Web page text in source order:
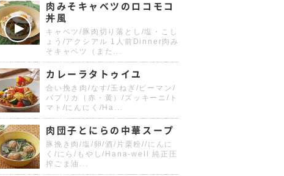
肉みそキャベツのロコモコ
丼風
キャベツ/豚肉切り落とし/塩・こし
ょう/アクシアル 1人前Dinner肉み
そキャベツ（また...
カレーラタトゥイユ
合い挽き肉/なす/玉ねぎ/ピーマン/
パプリカ（赤・黄）/ズッキーニ/ト
マト/にんにく/Ha...
肉団子とにらの中華スープ
豚挽き肉/塩/卵/酒/片栗粉//にんに
く/にら/もやし/Hana-well 純正圧
搾ごま油...